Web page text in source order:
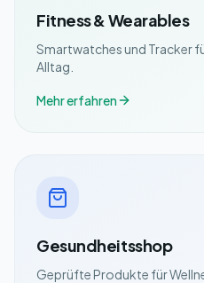
Fitness & Wearables
Smartwatches und Tracker
Alltag.
Mehr erfahren
Gesundheitsshop
Geprüfte Produkte für